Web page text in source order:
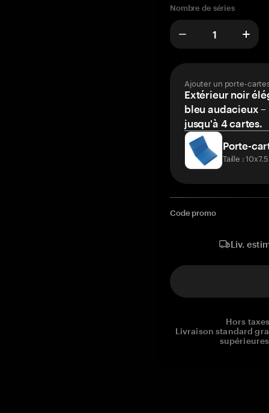
Nombre de séries
Ajouter un porte-
Extérieur noir
bleu audacieux
jusqu'à 4 cartes.
Porte-
Taille :
Code promo
Liv.
Hors
Livraison standard